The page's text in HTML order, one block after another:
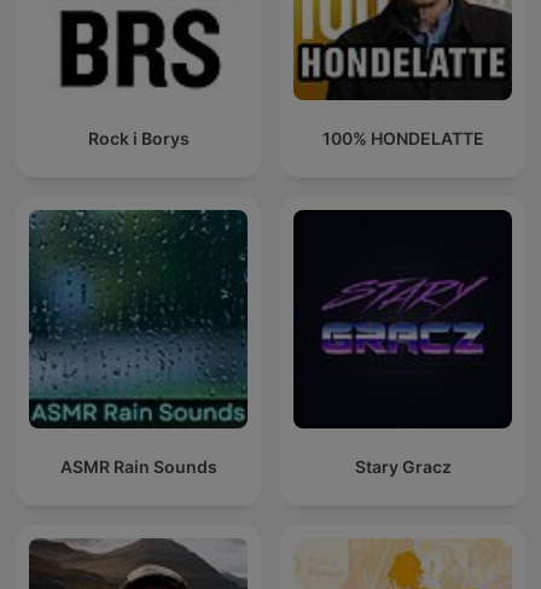
Rock i Borys 100% HONDELATTE
ASMR Rain Sounds Stary Gracz